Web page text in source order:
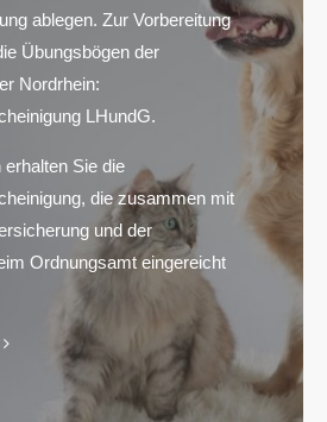
ablegen. Zur Vorbereitung
Übungsbögen der
Nordrhein:
LHundG.
Sie die
die zusammen mit
und der
Ordnungsamt eingereicht